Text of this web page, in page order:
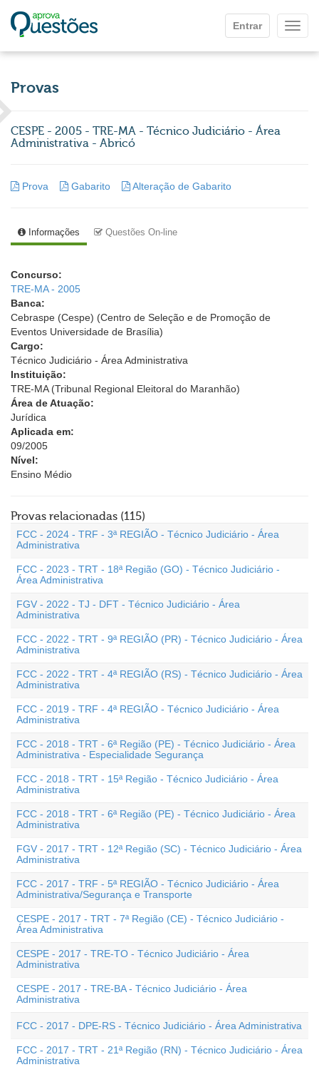
Entrar
Provas
CESPE - 2005 - TRE-MA - Técnico Judiciário - Área
Administrativa - Abricó
Prova Gabarito Alteração de Gabarito
Informações Questões On-line
Concurso:
TRE-MA - 2005
Banca:
Cebraspe (Cespe) (Centro de Seleção e de Promoção de
Eventos Universidade de Brasília)
Cargo:
Técnico Judiciário - Área Administrativa
Instituição:
TRE-MA (Tribunal Regional Eleitoral do Maranhão)
Área de Atuação:
Jurídica
Aplicada em:
09/2005
Nível:
Ensino Médio
Provas relacionadas (115)
FCC - 2024 - TRF - 3ª REGIÃO - Técnico Judiciário - Área
Administrativa
FCC - 2023 - TRT - 18ª Região (GO) - Técnico Judiciário -
Área Administrativa
FGV - 2022 - TJ - DFT - Técnico Judiciário - Área
Administrativa
FCC - 2022 - TRT - 9ª REGIÃO (PR) - Técnico Judiciário - Área
Administrativa
FCC - 2022 - TRT - 4ª REGIÃO (RS) - Técnico Judiciário - Área
Administrativa
FCC - 2019 - TRF - 4ª REGIÃO - Técnico Judiciário - Área
Administrativa
FCC - 2018 - TRT - 6ª Região (PE) - Técnico Judiciário - Área
Administrativa - Especialidade Segurança
FCC - 2018 - TRT - 15ª Região - Técnico Judiciário - Área
Administrativa
FCC - 2018 - TRT - 6ª Região (PE) - Técnico Judiciário - Área
Administrativa
FGV - 2017 - TRT - 12ª Região (SC) - Técnico Judiciário - Área
Administrativa
FCC - 2017 - TRF - 5ª REGIÃO - Técnico Judiciário - Área
Administrativa/Segurança e Transporte
CESPE - 2017 - TRT - 7ª Região (CE) - Técnico Judiciário -
Área Administrativa
CESPE - 2017 - TRE-TO - Técnico Judiciário - Área
Administrativa
CESPE - 2017 - TRE-BA - Técnico Judiciário - Área
Administrativa
FCC - 2017 - DPE-RS - Técnico Judiciário - Área Administrativa
FCC - 2017 - TRT - 21ª Região (RN) - Técnico Judiciário - Área
Administrativa